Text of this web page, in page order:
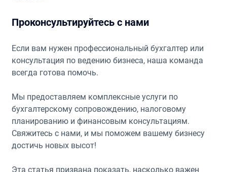
Проконсультируйтесь с нами
Если вам нужен профессиональный бухгалтер или
консультация по ведению бизнеса, наша команда
всегда готова помочь.
Мы предоставляем комплексные услуги по
бухгалтерскому сопровождению, налоговому
планированию и финансовым консультациям.
Свяжитесь с нами, и мы поможем вашему бизнесу
достичь новых высот!
Эта статья призвана показать, насколько важен